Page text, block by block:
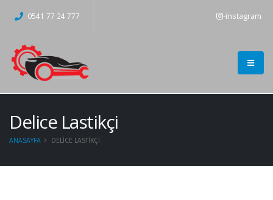
0541 77 24 777 -instagram
Delice Lastikçi
ANASAYFA DELICE LASTIKÇI